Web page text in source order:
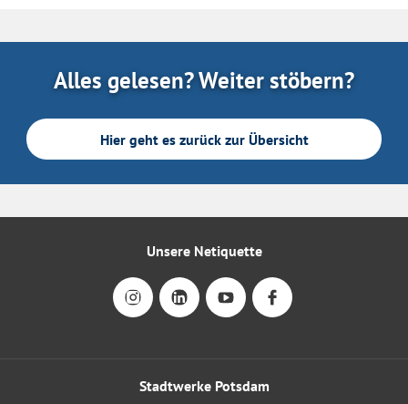
Alles gelesen? Weiter stöbern?
Hier geht es zurück zur Übersicht
Stadtwerke Potsdam
Unsere Netiquette